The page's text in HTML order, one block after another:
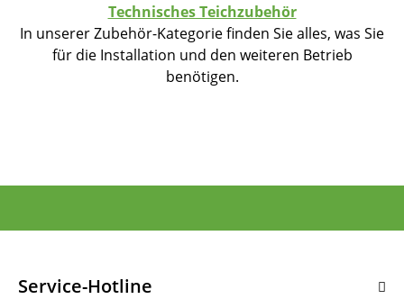
Technisches Teichzubehör
In unserer Zubehör-Kategorie finden Sie alles, was Sie
für die Installation und den weiteren Betrieb
benötigen.
Service-Hotline